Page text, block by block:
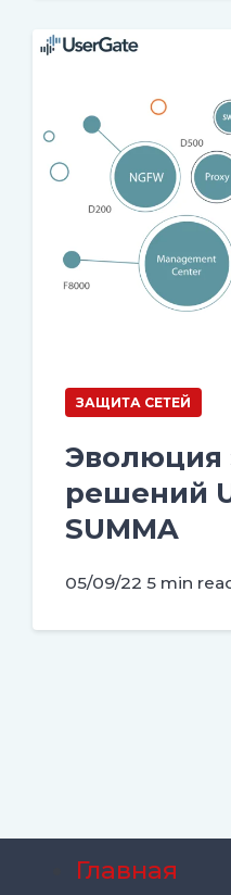
ЗАЩИТА СЕТЕЙ
Эволюция
решений
SUMMA
05/09/22 5 min
Главная